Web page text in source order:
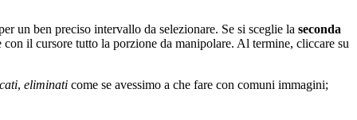
un ben preciso intervallo da selezionare. Se si sceglie la seconda
il cursore tutto la porzione da manipolare. Al termine, cliccare su
, eliminati come se avessimo a che fare con comuni immagini;